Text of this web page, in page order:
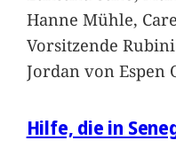
Hanne Mühle,
Vorsitzende
Jordan von Espen
Hilfe, die in